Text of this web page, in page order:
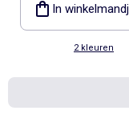
In
2 kleuren